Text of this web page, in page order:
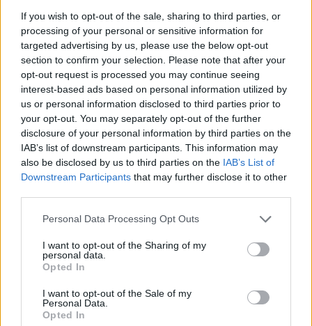
If you wish to opt-out of the sale, sharing to third parties, or
processing of your personal or sensitive information for
targeted advertising by us, please use the below opt-out
section to confirm your selection. Please note that after your
opt-out request is processed you may continue seeing
interest-based ads based on personal information utilized by
us or personal information disclosed to third parties prior to
your opt-out. You may separately opt-out of the further
disclosure of your personal information by third parties on the
IAB’s list of downstream participants. This information may
also be disclosed by us to third parties on the IAB’s List of
Downstream Participants that may further disclose it to other
Personal Data Processing Opt Outs
I want to opt-out of the Sharing of my
personal data.
Opted In
I want to opt-out of the Sale of my
Personal Data.
Opted In
közösségi média
Facebook
korlátozások